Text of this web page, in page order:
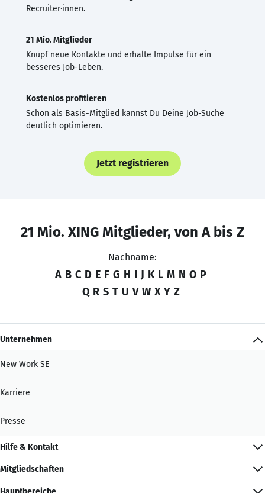
Recruiter·innen.
21 Mio. Mitglieder
Knüpf neue Kontakte und erhalte Impulse für ein
besseres Job-Leben.
Kostenlos profitieren
Schon als Basis-Mitglied kannst Du Deine Job-Suche
deutlich optimieren.
Jetzt registrieren
21 Mio. XING Mitglieder, von A bis Z
Nachname:
A B C D E F G H I J K L M N O P
Q R S T U V W X Y Z
Unternehmen
New Work SE
Karriere
Presse
Hilfe & Kontakt
Mitgliedschaften